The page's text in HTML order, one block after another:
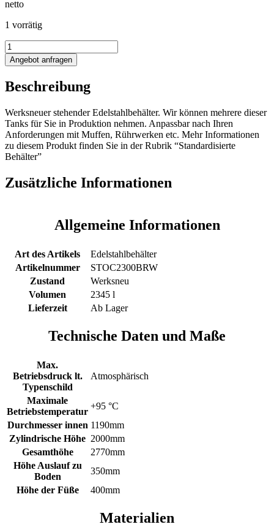
netto
1 vorrätig
2345L
Edelstahlbehälter
Menge
Angebot anfragen
Beschreibung
Werksneuer stehender Edelstahlbehälter. Wir können mehrere dieser
Tanks für Sie in Produktion nehmen. Anpassbar nach Ihren
Anforderungen mit Muffen, Rührwerken etc. Mehr Informationen
zu diesem Produkt finden Sie in der Rubrik “Standardisierte
Behälter”
Zusätzliche Informationen
Allgemeine Informationen
Art des Artikels
Edelstahlbehälter
Artikelnummer
STOC2300BRW
Zustand
Werksneu
Volumen
2345 l
Lieferzeit
Ab Lager
Technische Daten und Maße
Max.
Betriebsdruck lt.
Typenschild
Atmosphärisch
Maximale
Betriebstemperatur
+95 °C
Durchmesser innen 1190mm
Zylindrische Höhe 2000mm
Gesamthöhe
2770mm
Höhe Auslauf zu
Boden
350mm
Höhe der Füße
400mm
Materialien